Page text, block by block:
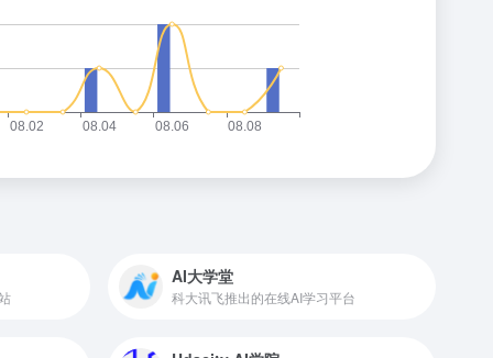
AI大学堂
科大讯飞推出的在线AI学习平台